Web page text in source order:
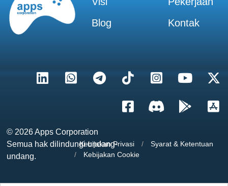
Evolusi
dari 15
permainan
Animasi dan video di
dalam
Blog
Kontak
© 2026Apps Corporation
Semua hak dilindungi undang-
undang.
Kebijakan Privasi /
Syarat & Ketentuan
/
Kebijakan Cookie